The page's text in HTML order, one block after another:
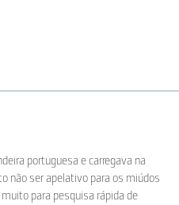
portuguesa e carregava na
não ser apelativo para os miúdos
para pesquisa rápida de